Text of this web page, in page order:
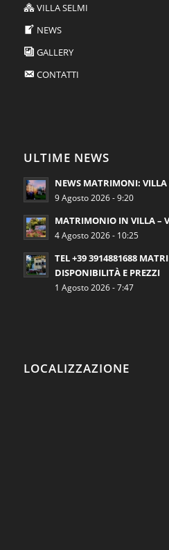
VILLA SELMI
NEWS
GALLERY
CONTATTI
ULTIME NEWS
NEWS MATRIMONI: VILLA
9 Agosto 2026 - 9:20
MATRIMONIO IN VILLA –
4 Agosto 2026 - 10:25
TEL +39 3914881688
DISPONIBILITÀ E PREZZI
1 Agosto 2026 - 7:47
LOCALIZZAZIONE